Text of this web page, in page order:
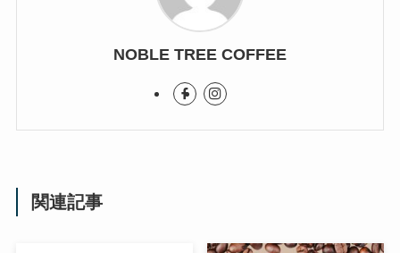
NOBLE TREE COFFEE
関連記事